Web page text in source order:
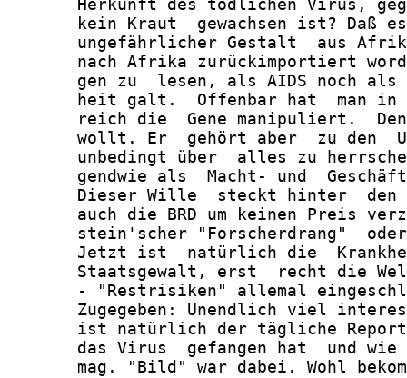
Herkunft des tödlichen Virus,
kein Kraut  gewachsen ist? Daß
ungefährlicher Gestalt  aus
nach Afrika zurückimportiert
gen zu  lesen, als AIDS noch
heit galt.  Offenbar hat  man
reich die  Gene manipuliert.
wollt. Er  gehört aber  zu den
unbedingt über  alles zu
gendwie als  Macht- und
Dieser Wille  steckt hinter
auch die BRD um keinen Preis
stein'scher "Forscherdrang"
Jetzt ist  natürlich die
Staatsgewalt, erst  recht die
- "Restrisiken" allemal
Zugegeben: Unendlich viel
ist natürlich der tägliche
das Virus  gefangen hat  und
mag. "Bild" war dabei. Wohl